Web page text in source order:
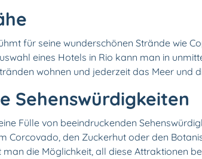
für seine wunderschönen Strände wie
eines Hotels in Rio kann man in
wohnen und jederzeit das Meer und
Sehenswürdigkeiten
Fülle von beeindruckenden
Corcovado, den Zuckerhut oder den
man die Möglichkeit, all diese Attraktionen